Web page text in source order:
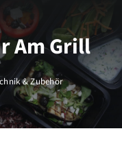
Am Grill
& Zubehör